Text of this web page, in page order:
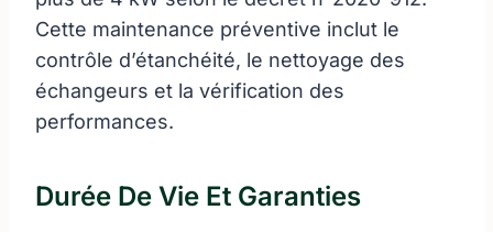
Cette maintenance préventive inclut le
contrôle d’étanchéité, le nettoyage des
échangeurs et la vérification des
performances.
Durée De Vie Et Garanties